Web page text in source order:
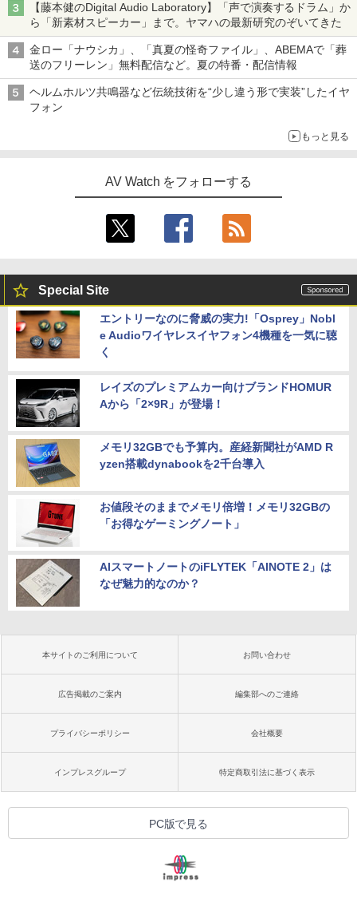
【藤本健のDigital Audio Laboratory】「声で演奏するドラム」か
ら「新素材スピーカー」まで。ヤマハの最新研究のぞいてきた
金ロー「ナウシカ」、「真夏の怪奇ファイル」、ABEMAで「葬
送のフリーレン」無料配信など。夏の特番・配信情報
ヘルムホルツ共鳴器など伝統技術を“少し違う形で実装”したイヤ
フォン
もっと見る
AV Watch をフォローする
Special Site
エントリーなのに脅威の実力!「Osprey」Nobl
e Audioワイヤレスイヤフォン4機種を一気に聴
く
レイズのプレミアムカー向けブランドHOMUR
Aから「2×9R」が登場！
メモリ32GBでも予算内。産経新聞社がAMD R
yzen搭載dynabookを2千台導入
お値段そのままでメモリ倍増！メモリ32GBの
「お得なゲーミングノート」
AIスマートノートのiFLYTEK「AINOTE 2」は
なぜ魅力的なのか？
本サイトのご利用について お問い合わせ
広告掲載のご案内 編集部へのご連絡
プライバシーポリシー 会社概要
インプレスグループ 特定商取引法に基づく表示
PC版で見る